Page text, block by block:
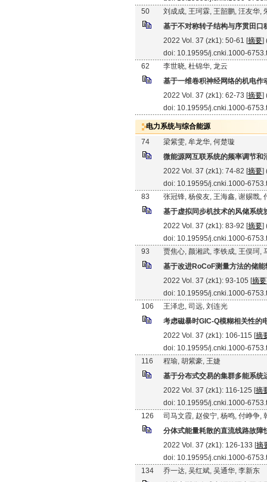
50
刘成成, 王珂霖, 王韶鹏, 汪友华,
基于不对称转子结构与序贯田口
2022 Vol. 37 (zk1): 50-61 [摘要]
doi: 10.19595/j.cnki.1000-
62
李世晓, 杜锦华, 龙云
基于一维卷积神经网络的机电作
2022 Vol. 37 (zk1): 62-73 [摘要]
doi: 10.19595/j.cnki.1000-
电力系统与综合能源
74
梁紫雯, 牟龙华, 何楚璇
微能源网互联系统的频率调节和
2022 Vol. 37 (zk1): 74-82 [摘要]
doi: 10.19595/j.cnki.1000-
83
张冠锋, 杨俊友, 王海鑫, 谢赐戬,
基于虚拟同步机技术的风储系统
2022 Vol. 37 (zk1): 83-92 [摘要]
doi: 10.19595/j.cnki.1000-
93
贾焦心, 颜湘武, 李铁成, 王俣珂,
基于改进RoCoF测量方法的储
2022 Vol. 37 (zk1): 93-105 [摘要
doi: 10.19595/j.cnki.1000-
106
王泽忠, 司远, 刘连光
考虑磁暴时GIC-Q模糊相关性的
2022 Vol. 37 (zk1): 106-115 [摘
doi: 10.19595/j.cnki.1000-
116
程瑜, 胡紫豪, 王婕
基于分布式交易的集群多能系统
2022 Vol. 37 (zk1): 116-125 [摘
doi: 10.19595/j.cnki.1000-
126
司马文霞, 赵俊宁, 杨鸣, 付峥争,
分体式能量耗散的直流线路故障
2022 Vol. 37 (zk1): 126-133 [摘
doi: 10.19595/j.cnki.1000-
134
乔一达, 吴红斌, 吴通华, 李新东